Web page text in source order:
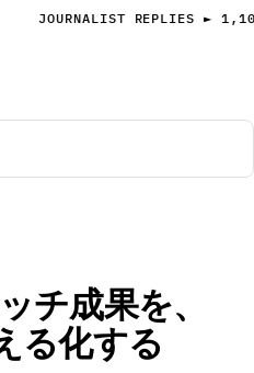
チ成果を、
る化する
JOURNALIST REPLIES ►